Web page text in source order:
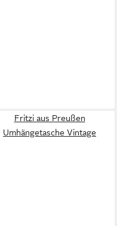
Fritzi aus Preußen
Umhängetasche Vintage